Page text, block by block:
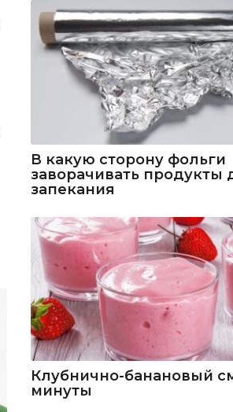
В какую сторону фольги
заворачивать продукты
запекания
Клубнично-банановый
минуты